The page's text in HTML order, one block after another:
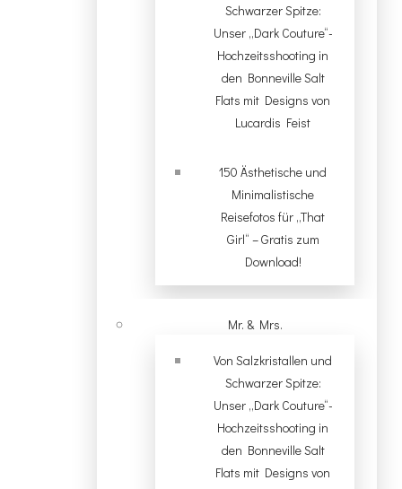
Schwarzer Spitze:
Unser „Dark Couture“-
Hochzeitsshooting in
den Bonneville Salt
Flats mit Designs von
Lucardis Feist
150 Ästhetische und
Minimalistische
Reisefotos für „That
Girl“ – Gratis zum
Download!
Mr. & Mrs.
Von Salzkristallen und
Schwarzer Spitze:
Unser „Dark Couture“-
Hochzeitsshooting in
den Bonneville Salt
Flats mit Designs von